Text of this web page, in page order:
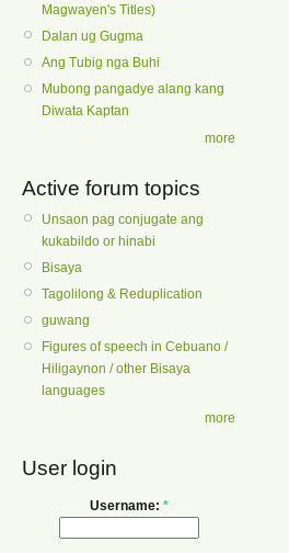
Magwayen's Titles)
Dalan ug Gugma
Ang Tubig nga Buhi
Mubong pangadye alang kang
Diwata Kaptan
more
Active forum topics
Unsaon pag conjugate ang
kukabildo or hinabi
Bisaya
Tagolilong & Reduplication
guwang
Figures of speech in Cebuano /
Hiligaynon / other Bisaya
languages
more
User login
Username: *